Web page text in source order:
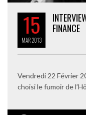
15
MAR2013
FINANCE
Vendredi 22 Février
choisi le fumoir de